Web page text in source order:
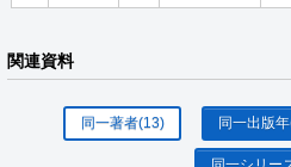
関連資料
同一著者(13) 同一出版年